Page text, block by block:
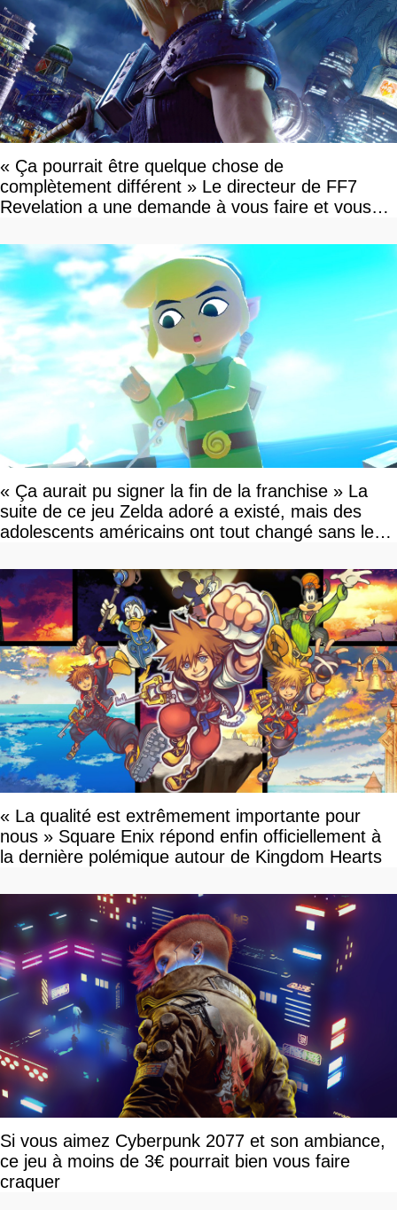
« Ça pourrait être quelque chose de
complètement différent » Le directeur de FF7
Revelation a une demande à vous faire et vous
« Ça aurait pu signer la fin de la franchise » La
suite de ce jeu Zelda adoré a existé, mais des
adolescents américains ont tout changé sans le
« La qualité est extrêmement importante pour
nous » Square Enix répond enfin officiellement à
la dernière polémique autour de Kingdom Hearts
Si vous aimez Cyberpunk 2077 et son ambiance,
ce jeu à moins de 3€ pourrait bien vous faire
craquer